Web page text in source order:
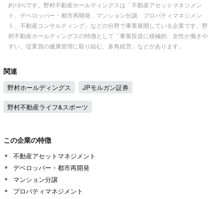
約15%です。野村不動産ホールディングスは「不動産アセットマネジメン
ト、デベロッパー・都市再開発、マンション分譲、プロパティマネジメン
ト、不動産コンサルティング」などの分野で事業展開している企業です。野
村不動産ホールディングスの特徴として「事業投資に積極的、女性が働きや
すい、従業員の健康管理に取り組む、多角経営」などがあります。
関連
野村ホールディングス JPモルガン証券
野村不動産ライフ&スポーツ
この企業の特徴
不動産アセットマネジメント
デベロッパー・都市再開発
マンション分譲
プロパティマネジメント